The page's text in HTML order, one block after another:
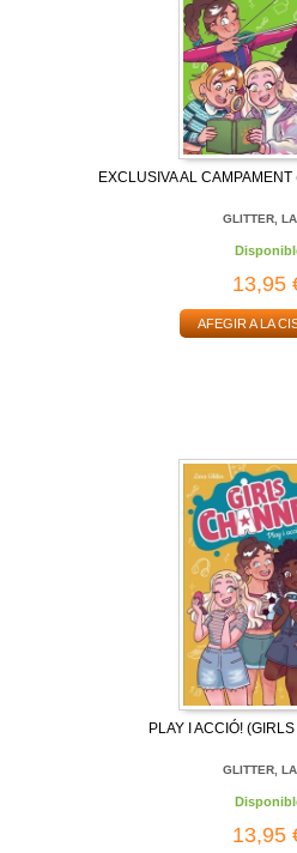
EXCLUSIVA AL
GLITTER,
13,95
AFEGIR A LA
PLAY I ACCIÓ!
GLITTER,
13,95